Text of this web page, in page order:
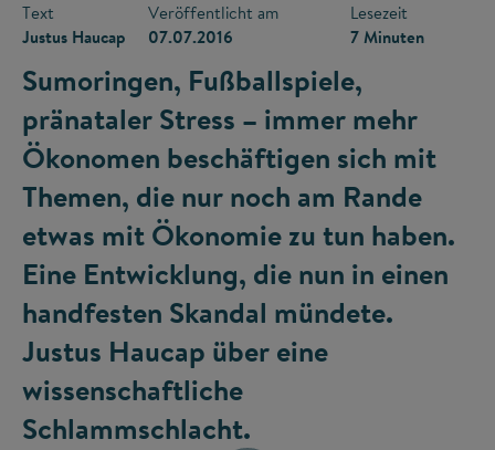
Text
Justus Haucap
Veröffentlicht am
07.07.2016
Lesezeit
7 Minuten
Sumoringen, Fußballspiele,
pränataler Stress – immer mehr
Ökonomen beschäftigen sich mit
Themen, die nur noch am Rande
etwas mit Ökonomie zu tun haben.
Eine Entwicklung, die nun in einen
handfesten Skandal mündete.
Justus Haucap über eine
wissenschaftliche
Schlammschlacht.